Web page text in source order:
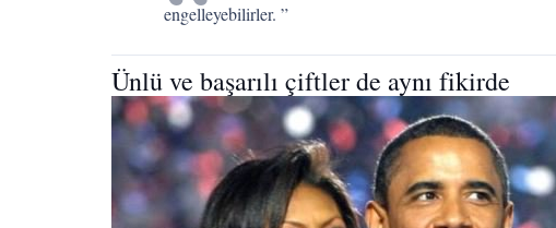
engelleyebilirler. ”
Ünlü ve başarılı çiftler de aynı fikirde